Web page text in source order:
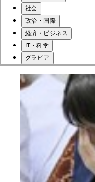
社会
政治・国際
経済・ビジネス
IT・科学
グラビア